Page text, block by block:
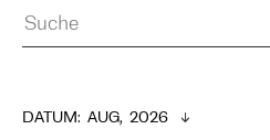
DATUM: AUG,  2026